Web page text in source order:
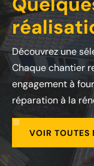
Découvrez une
Chaque chantier
engagement à
réparation à la
VOIR TOUTES